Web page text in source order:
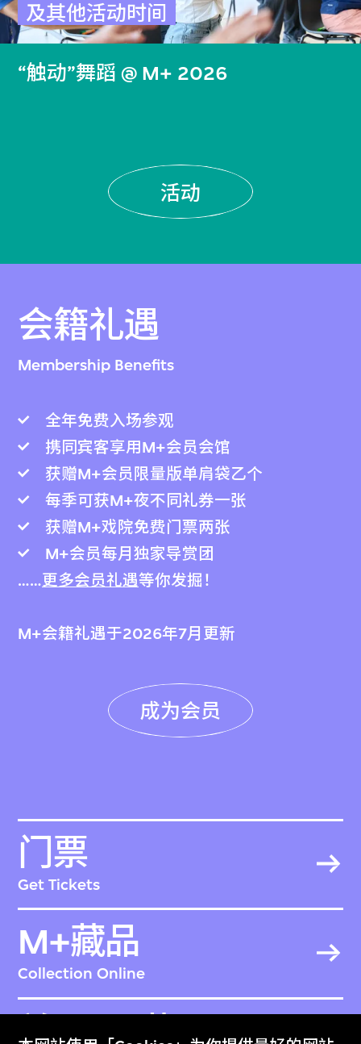
及其他活动时间
“触动”舞蹈 @ M+ 2026
活动
会籍礼遇
Membership Benefits
全年免费入场参观
携同宾客享用M+会员会馆
获赠M+会员限量版单肩袋乙个
每季可获M+夜不同礼券一张
获赠M+戏院免费门票两张
M+会员每月独家导赏团
……更多会员礼遇等你发掘！
M+会籍礼遇于2026年7月更新
成为会员
门票
Get Tickets
M+藏品
Collection Online
关于M+藏品